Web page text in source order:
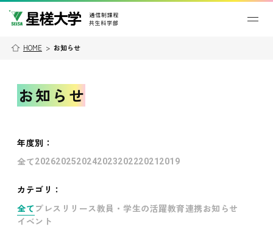
HOME > お知らせ
お知らせ
年度別 ：
全て202620252024202320222021 2019
カテゴリ：
全て プレスリリース教員・学生の活躍教育連携お知らせ
イベント